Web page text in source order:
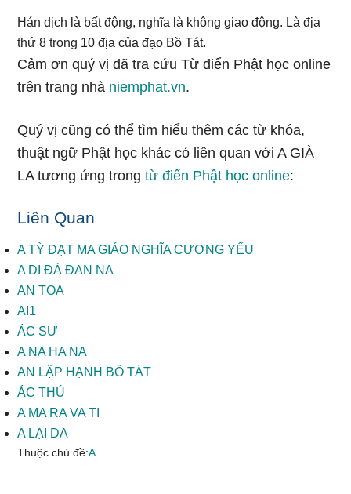
Hán dịch là bất động, nghĩa là không giao động. Là địa
thứ 8 trong 10 địa của đạo Bồ Tát.
Cảm ơn quý vị đã tra cứu Từ điển Phật học online
trên trang nhà niemphat.vn.
Quý vị cũng có thể tìm hiểu thêm các từ khóa,
thuật ngữ Phật học khác có liên quan với A GIÀ
LA tương ứng trongtừ điển Phật học online:
Liên Quan
A TỲ ĐẠT MA GIÁO NGHĨA CƯƠNG YẾU
A DI ĐÀ ĐAN NA
AN TỌA
AI1
ÁC SƯ
A NA HA NA
AN LẬP HẠNH BỒ TÁT
ÁC THÚ
A MA RA VA TI
A LẠI DA
Thuộc chủ đề:A